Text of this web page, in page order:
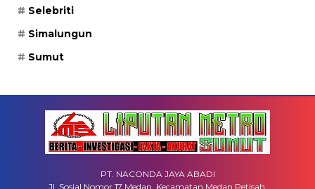
Selebriti
Simalungun
Sumut
PT. NACONDA JAYA ABADI
Jl. Sosial Nomor 17 Medan, Kecamatan Medan Petisah,